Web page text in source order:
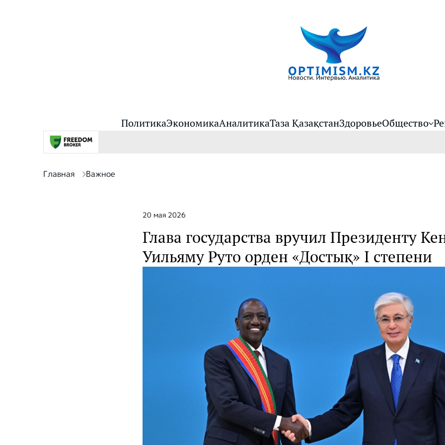
ПолитикаЭкономикаАналитикаТаза ҚазақстанЗдоровьеОбщество
Главная Важное
20 мая 2026
Глава государства вручил Президенту
Уильяму Руто орден «Достық» I степени